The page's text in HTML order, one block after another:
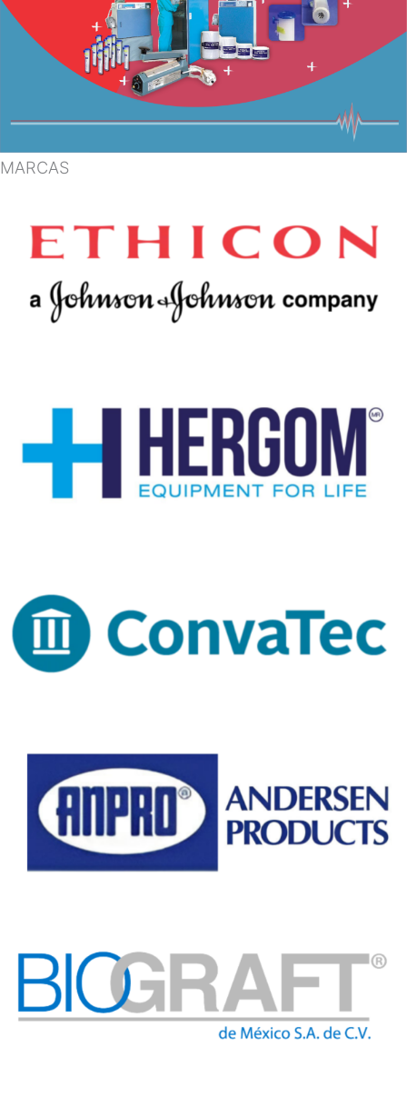
MARCAS